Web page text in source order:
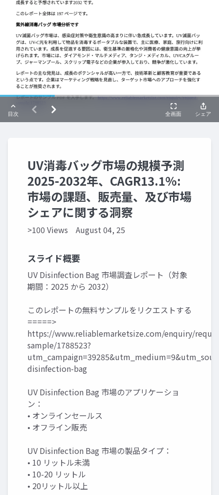
UV消毒バッグ市場の規模予測
2025-2032年、CAGR13.1%:
市場の課題、販売量、及び市場
シェアに関する洞察
>100 Views August 04, 25
スライド概要
UV Disinfection Bag 市場調査レポート（対象
期間：2025 から 2032）
このレポートの無料サンプルをリクエストする
=====>
https://www.reliablemarketsize.com/enquiry/
sample/1788523?
disinfection-bag
UV Disinfection Bag 市場のアプリケーショ
ン：
• オンラインセールス
• オフライン販売
UV Disinfection Bag 市場の製品タイプ：
• 10 リットル未満
• 10-20 リットル
• 20リットル以上